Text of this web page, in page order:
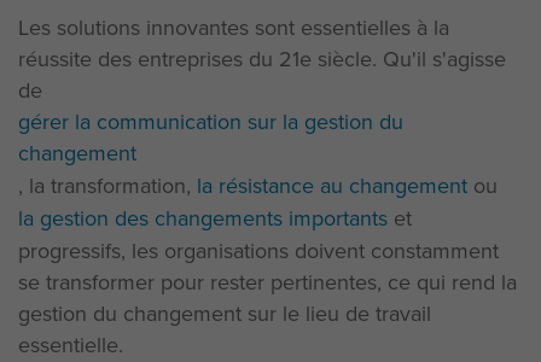
Les solutions innovantes sont essentielles à la
réussite des entreprises du 21e siècle. Qu'il s'agisse
de
gérer la communication sur la gestion du
changement
, la transformation, la résistance au changement ou
la gestion des changements importants et
progressifs, les organisations doivent constamment
se transformer pour rester pertinentes, ce qui rend la
gestion du changement sur le lieu de travail
essentielle.